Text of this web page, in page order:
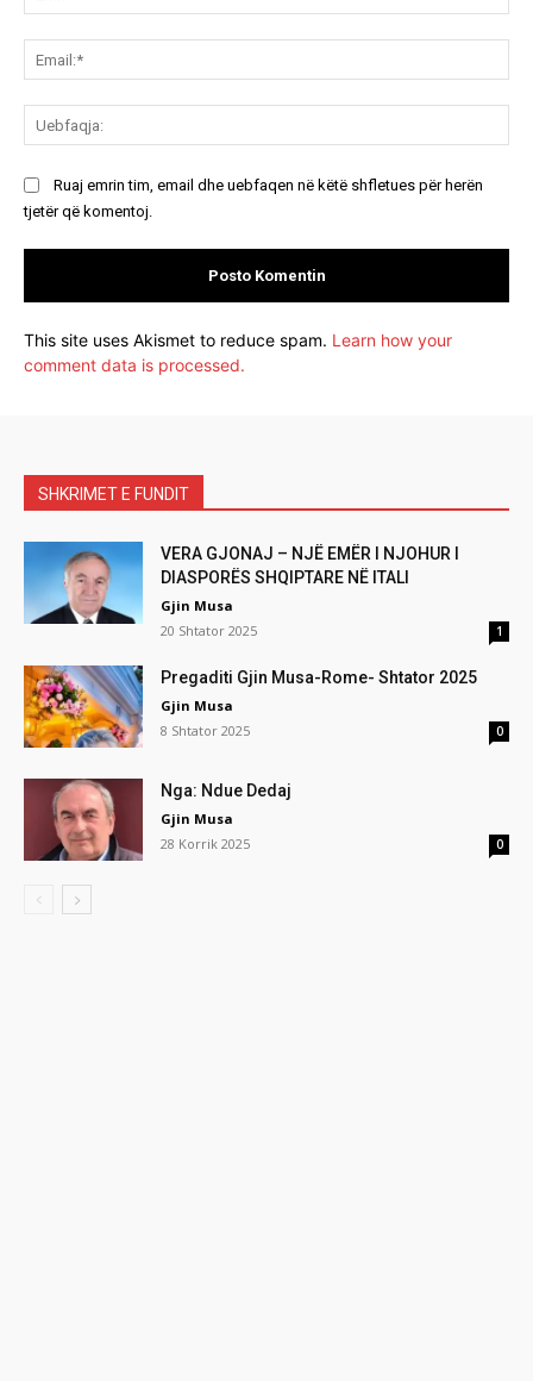
Ruaj emrin tim, email dhe uebfaqen në këtë shfletues për herën
tjetër që komentoj.
This site uses Akismet to reduce spam. Learn how your
comment data is processed.
SHKRIMET E FUNDIT
VERA GJONAJ – NJË EMËR I NJOHUR I
DIASPORËS SHQIPTARE NË ITALI
Gjin Musa
20 Shtator 2025
1
Pregaditi Gjin Musa-Rome- Shtator 2025
Gjin Musa
8 Shtator 2025
0
Nga: Ndue Dedaj
Gjin Musa
28 Korrik 2025
0